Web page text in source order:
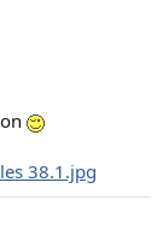
38.1.jpg